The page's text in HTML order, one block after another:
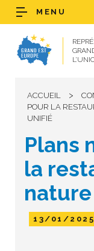
MENU
ACCUEIL >
POUR LA
UNIFIÉ
Plans
la
13/01/2025